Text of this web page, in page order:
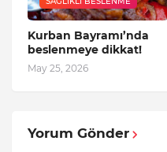
Kurban Bayramı’nda
beslenmeye dikkat!
May 25, 2026
Yorum Gönder